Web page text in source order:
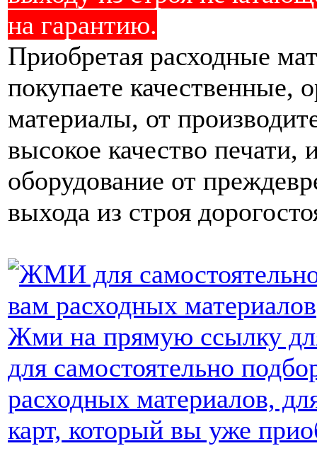
на гарантию.
Приобретая расходные
покупаете качественные,
материалы, от
высокое качество печати,
оборудование от
выхода из строя
Жми на прямую ссылку
для самостоятельно
расходных материалов,
карт, который вы уже